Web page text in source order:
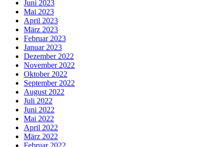
Juni 2023
Mai 2023
April 2023
März 2023
Februar 2023
Januar 2023
Dezember 2022
November 2022
Oktober 2022
September 2022
August 2022
Juli 2022
Juni 2022
Mai 2022
April 2022
März 2022